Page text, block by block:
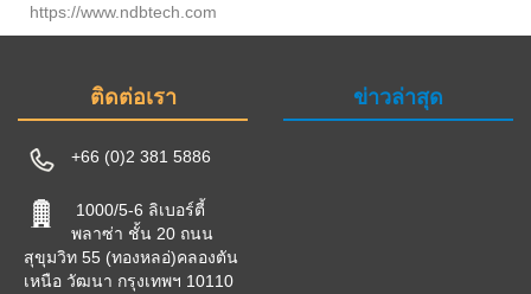
https://www.ndbtech.com
ติดต่อเรา
+66 (0)2 381 5886
1000/5-6 ลิเบอร์ตี้
พลาซ่า ชั้น 20 ถนน
สุขุมวิท 55 (ทองหลอ่)คลองตัน
เหนือ วัฒนา กรุงเทพฯ 10110
ข่าวล่าสุด